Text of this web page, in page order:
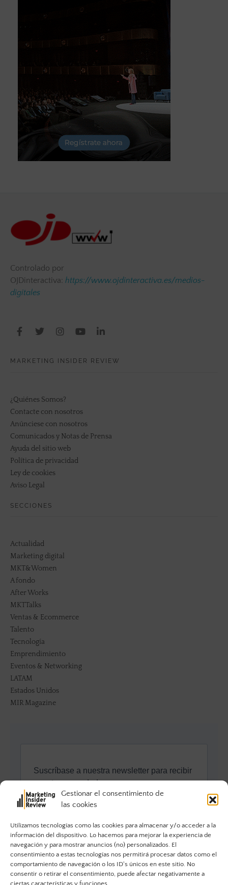
Gestionar el consentimiento de
las cookies
Utilizamos tecnologías como las cookies para almacenar y/o acceder a la
información del dispositivo. Lo hacemos para mejorar la experiencia de
navegación y para mostrar anuncios (no) personalizados. El
consentimiento a estas tecnologías nos permitirá procesar datos como el
comportamiento de navegación o los ID's únicos en este sitio. No
consentir o retirar el consentimiento, puede afectar negativamente a
ciertas características y funciones.
Controlado por
OJDinteractiva: https://www.ojdinteractiva.es/medios-
digitales
MARKETING INSIDER REVIEW
¿Quiénes Somos?
Contacte con nosotros
Anúnciese con nosotros
Comunicados y Notas de Prensa
Ayuda del sitio web
Política de privacidad
Ley de cookies
Aviso Legal
SECCIONES
Actualidad
Marketing digital
MKT&Women
A fondo
After Works
MKTTalks
Ventas & Ecommerce
Talento
Tecnología
Emprendimiento
Eventos & Networking
LATAM
Estados Unidos
MIR Magazine